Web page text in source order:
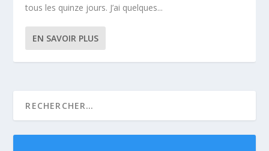
tous les quinze jours. J’ai quelques...
EN SAVOIR PLUS